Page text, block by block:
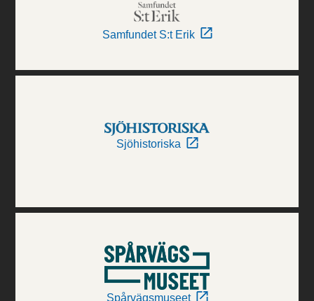
Samfundet S:t Erik
Sjöhistoriska
Spårvägsmuseet